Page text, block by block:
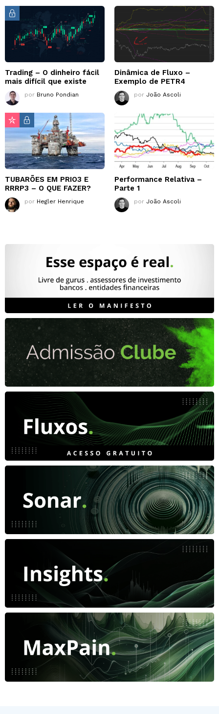
Trading – O dinheiro fácil
mais difícil que existe
por Bruno Pondian
Dinâmica de Fluxo –
Exemplo de PETR4
por João Ascoli
TUBARÕES EM PRIO3 E
RRRP3 – O QUE FAZER?
por Hegler Henrique
Performance Relativa –
Parte 1
por João Ascoli